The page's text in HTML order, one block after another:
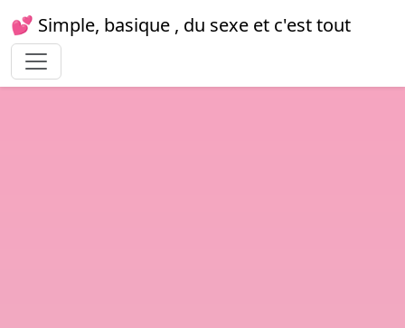
💕 Simple, basique , du sexe et c'est tout